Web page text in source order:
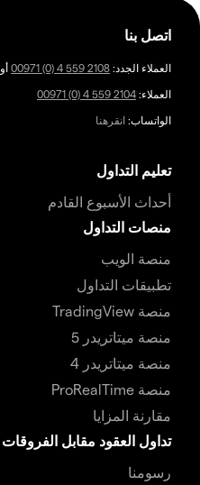
اتصل بنا
العملاء الجدد: 00971 (0) 4 559 2108 أو
العملاء: 00971 (0) 4 559 2104
الواتساب: انقرهنا
تعليم التداول
أحداث الأسبوع القادم
منصات التداول
منصة الويب
تطبيقات التداول
منصة TradingView
منصة ميتاتريدر 5
منصة ميتاتريدر 4
منصة ProRealTime
مقارنة المزايا
تداول العقود مقابل الفروقات
رسومنا